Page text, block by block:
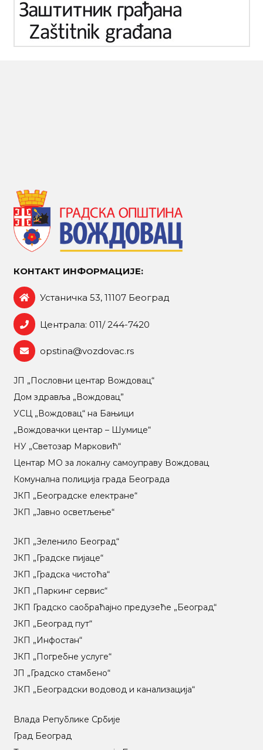
КОНТАКТ ИНФОРМАЦИЈЕ:
Устаничка 53, 11107 Београд
Централа: 011/ 244-7420
opstina@vozdovac.rs
ЈП „Пословни центар Вождовац“
Дом здравља „Вождовац”
УСЦ „Вождовац“ на Бањици
„Вождовачки центар – Шумице“
НУ „Светозар Марковић“
Центар МO за локалну самоуправу Вождовац
Комунална полиција града Београда
ЈКП „Београдске електране“
ЈКП „Јавно осветљење“
ЈКП „Зеленило Београд“
ЈКП „Градске пијаце“
ЈКП „Градска чистоћа“
ЈКП „Паркинг сервис“
ЈКП Градско саобраћајно предузеће „Београд“
ЈКП „Београд пут“
ЈКП „Инфостан“
ЈКП „Погребне услуге“
ЈП „Градско стамбено“
ЈКП „Београдски водовод и канализација“
Влада Републике Србије
Град Београд